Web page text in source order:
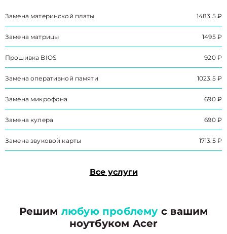
Замена материнской платы 1483.5 ₽
Замена матрицы 1495 ₽
Прошивка BIOS 920 ₽
Замена оперативной памяти 1023.5 ₽
Замена микрофона 690 ₽
Замена кулера 690 ₽
Замена звуковой карты 1713.5 ₽
Все услуги
Решим любую проблему с вашим
ноутбуком Acer